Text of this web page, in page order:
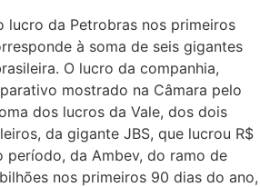
lucro da Petrobras nos primeiros
à soma de seis gigantes
O lucro da companhia,
mostrado na Câmara pelo
dos lucros da Vale, dos dois
da gigante JBS, que lucrou R$
período, da Ambev, do ramo de
nos primeiros 90 dias do ano,